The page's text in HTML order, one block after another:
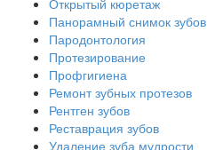
Панорамный снимок зубов
Пародонтология
Протезирование
Профгигиена
Ремонт зубных протезов
Рентген зубов
Реставрация зубов
Удаление зуба мудрости